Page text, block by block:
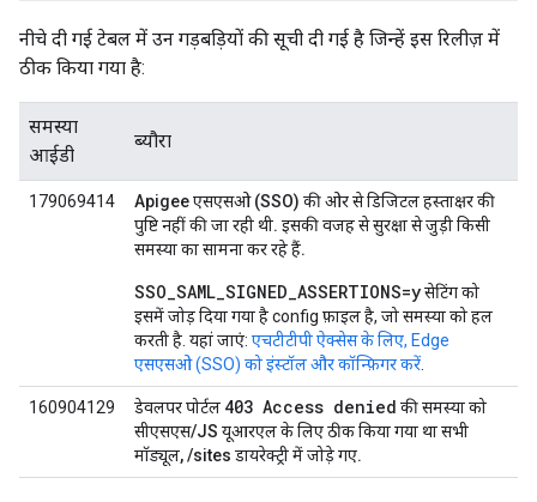
नीचे दी गई टेबल में उन गड़बड़ियों की सूची दी गई है जिन्हें इस रिलीज़ में
ठीक किया गया है:
समस्या
आईडी
ब्यौरा
179069414
Apigee एसएसओ (SSO) की ओर से डिजिटल हस्ताक्षर की
पुष्टि नहीं की जा रही थी. इसकी वजह से सुरक्षा से जुड़ी किसी
समस्या का सामना कर रहे हैं.
SSO_SAML_SIGNED_ASSERTIONS=yसेटिंग को
इसमें जोड़ दिया गया है config फ़ाइल है, जो समस्या को हल
करती है. यहां जाएं: एचटीटीपी ऐक्सेस के लिए, Edge
एसएसओ (SSO) को इंस्टॉल और कॉन्फ़िगर करें
160904129 डेवलपर पोर्टल 403 Access denied की समस्या को
सीएसएस/JS यूआरएल के लिए ठीक किया गया था सभी
मॉड्यूल, /sites डायरेक्ट्री में जोड़े गए.